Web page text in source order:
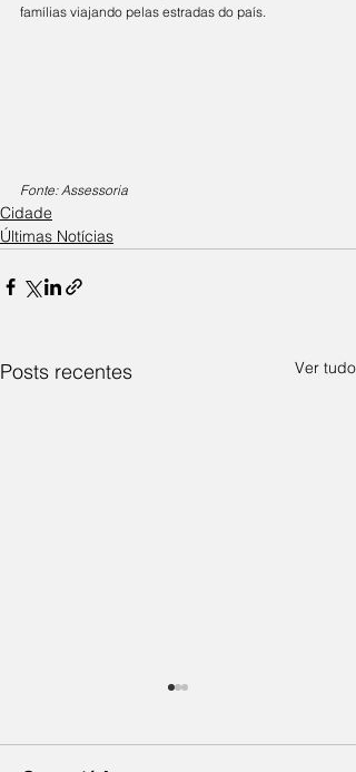
famílias viajando pelas estradas do país.
Fonte: Assessoria
Cidade
Últimas Notícias
Posts recentes Ver tudo